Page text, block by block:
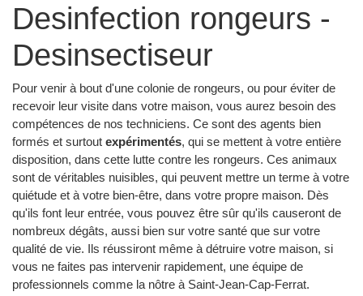
Desinfection rongeurs -
Desinsectiseur
Pour venir à bout d'une colonie de rongeurs, ou pour éviter de
recevoir leur visite dans votre maison, vous aurez besoin des
compétences de nos techniciens. Ce sont des agents bien
formés et surtout expérimentés, qui se mettent à votre entière
disposition, dans cette lutte contre les rongeurs. Ces animaux
sont de véritables nuisibles, qui peuvent mettre un terme à votre
quiétude et à votre bien-être, dans votre propre maison. Dès
qu'ils font leur entrée, vous pouvez être sûr qu'ils causeront de
nombreux dégâts, aussi bien sur votre santé que sur votre
qualité de vie. Ils réussiront même à détruire votre maison, si
vous ne faites pas intervenir rapidement, une équipe de
professionnels comme la nôtre à Saint-Jean-Cap-Ferrat.